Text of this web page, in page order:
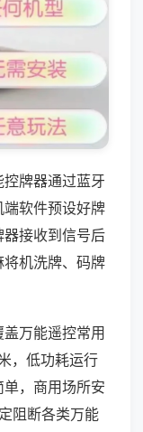
牌器通过蓝牙
软件预设好牌
接收到信号后
机洗牌、码牌
万能遥控常用
，低功耗运行
，商用场所安
阻断各类万能